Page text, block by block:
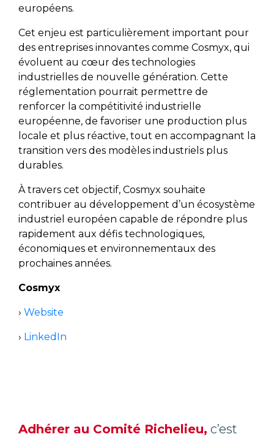
européens.
Cet enjeu est particulièrement important pour
des entreprises innovantes comme Cosmyx, qui
évoluent au cœur des technologies
industrielles de nouvelle génération. Cette
réglementation pourrait permettre de
renforcer la compétitivité industrielle
européenne, de favoriser une production plus
locale et plus réactive, tout en accompagnant la
transition vers des modèles industriels plus
durables.
À travers cet objectif, Cosmyx souhaite
contribuer au développement d’un écosystème
industriel européen capable de répondre plus
rapidement aux défis technologiques,
économiques et environnementaux des
prochaines années.
Cosmyx
› Website
› LinkedIn
Adhérer au Comité Richelieu, c’est